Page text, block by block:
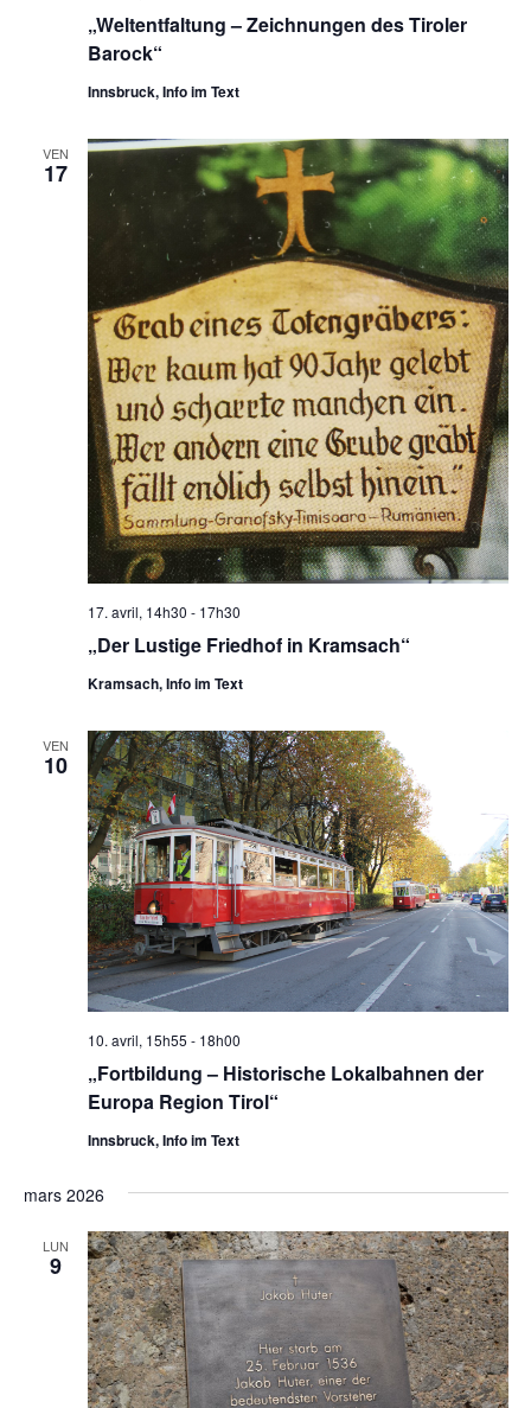
„Weltentfaltung – Zeichnungen des Tiroler
Barock“
Innsbruck, Info im Text
VEN
17
„Der Lustige Friedhof in Kramsach“
17. avril, 14h30 - 17h30
Kramsach, Info im Text
VEN
10
„Fortbildung – Historische Lokalbahnen der
Europa Region Tirol“
10. avril, 15h55 - 18h00
Innsbruck, Info im Text
mars 2026
LUN
9